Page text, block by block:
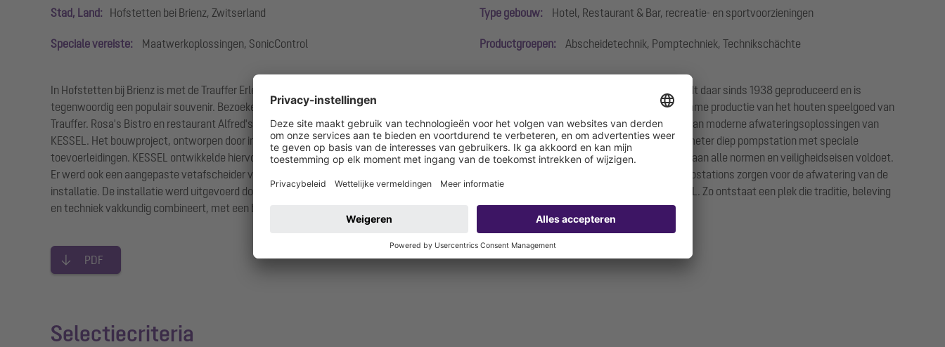
Stad, Land: Hofstetten bei Brienz, Zwitserland Type gebouw: Hotel, Restaurant & Bar, recreatie- en sportvoorzieningen
Speciale vereiste: Maatwerkoplossingen, SonicControl Productgroepen: Abscheidetechnik, Pomptechniek, Technikschächte
In Hofstetten bij Brienz is met de Trauffer Erlebniswelt een bijzondere plek ontstaan rond de beroemde, handgemaakte houten koe. Deze wordt daar sinds 1938 geproduceerd en is
tegenwoordig een populair souvenir. Bezoekers komen in het nieuwe centrum meer te weten over de geschiedenis, het ambacht en de duurzame productie van het houten speelgoed van
Trauffer. Rosa's Bistro en restaurant Alfred's zorgen daarbij voor culinaire hoogtepunten. Voor de gebouwtechniek maakt het project gebruik van moderne afwateringsoplossingen van
KESSEL. Het bouwproject, ontworpen door ingenieursbureau Energieimpuls, stelde hoge eisen aan de techniek, bijvoorbeeld door een zeven meter diep pompstation met speciale
toevoerleidingen. KESSEL ontwikkelde hiervoor op maat gemaakte oplossingen, zoals een spiraalgelaste buis van robuust kunststof, die ook aan alle normen en veiligheidseisen voldoet.
Er werd ook een aangepaste vetafscheider voor het restaurant ingebouwd, inclusief automatische spoeling en geurarme afvoer. Andere pompstations zorgen voor de afwatering van de
installatie. De installatie werd uitgevoerd door Flück Haustechnik AG, ondersteund door duidelijke instructies en deskundig advies van KESSEL. Zo ontstaat een plek die traditie, beleving
en techniek vakkundig combineert, met een betrouwbare infrastructuur voor een veilige werking.
PDF
Selectiecriteria